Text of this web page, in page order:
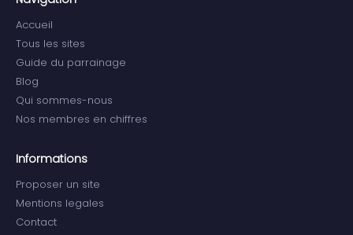
Accueil
Tous les sites
Guide du parrainage
Blog
Qui sommes-nous
Nos membres en chiffres
Informations
Proposer un site
Mentions legales
Contact